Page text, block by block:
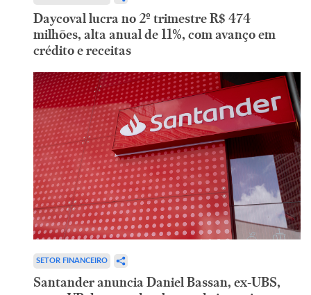
Daycoval lucra no 2º trimestre R$ 474
milhões, alta anual de 11%, com avanço em
crédito e receitas
SETOR FINANCEIRO
Santander anuncia Daniel Bassan, ex-UBS,